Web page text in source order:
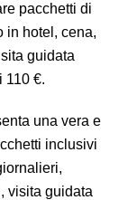
pacchetti di
in hotel, cena,
guidata
110 €.
una vera e
inclusivi
visita guidata